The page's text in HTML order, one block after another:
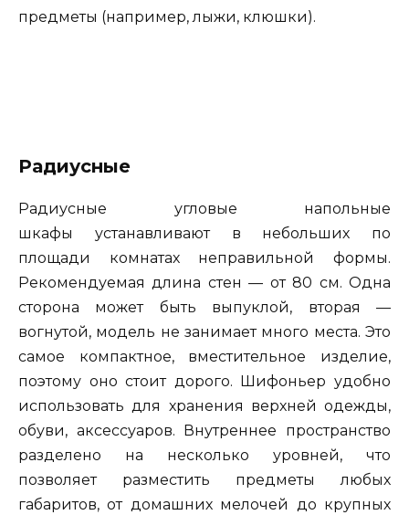
предметы (например, лыжи, клюшки).
Радиусные
Радиусные угловые напольные
шкафы устанавливают в небольших по
площади комнатах неправильной формы.
Рекомендуемая длина стен — от 80 см. Одна
сторона может быть выпуклой, вторая —
вогнутой, модель не занимает много места. Это
самое компактное, вместительное изделие,
поэтому оно стоит дорого. Шифоньер удобно
использовать для хранения верхней одежды,
обуви, аксессуаров. Внутреннее пространство
разделено на несколько уровней, что
позволяет разместить предметы любых
габаритов, от домашних мелочей до крупных